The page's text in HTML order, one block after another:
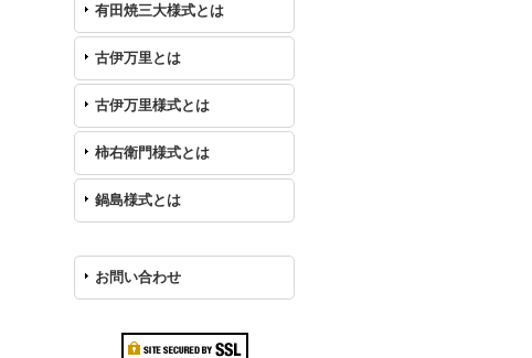
有田焼三大様式とは
古伊万里とは
古伊万里様式とは
柿右衛門様式とは
鍋島様式とは
お問い合わせ